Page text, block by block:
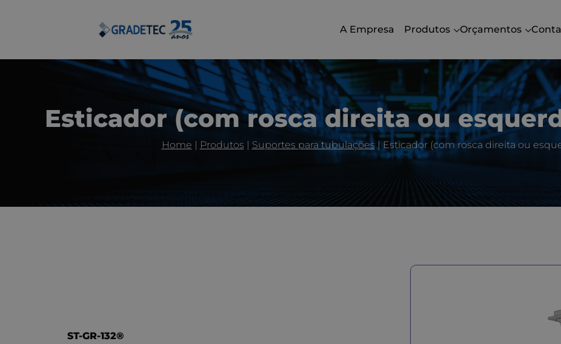
A Empresa Produtos Orçamentos
Esticador (com rosca direita ou
Home | Produtos | Suportes para tubulações|Esticador (com rosca direita ou
ST-GR-132®